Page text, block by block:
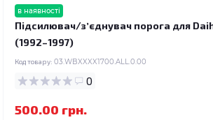
в наявності
Підсилювач/зʼєднувач порога для
(1992–1997)
Код товару: 03.WBXXXX1700.ALL.0.00
0
500.00 грн.